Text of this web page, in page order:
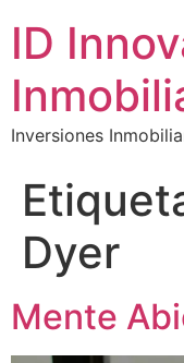
ID
Inversiones
Dyer
Mente